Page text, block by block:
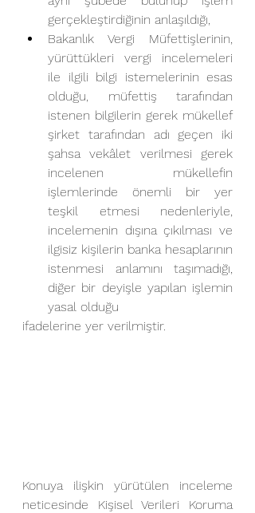
gerçekleştirdiğinin anlaşıldığı,
Bakanlık Vergi Müfettişlerinin,
yürüttükleri vergi incelemeleri
ile ilgili bilgi istemelerinin esas
olduğu, müfettiş tarafından
istenen bilgilerin gerek mükellef
şirket tarafından adı geçen iki
şahsa vekâlet verilmesi gerek
incelenen mükellefin
işlemlerinde önemli bir yer
teşkil etmesi nedenleriyle,
incelemenin dışına çıkılması ve
ilgisiz kişilerin banka hesaplarının
istenmesi anlamını taşımadığı,
diğer bir deyişle yapılan işlemin
yasal olduğu
ifadelerine yer verilmiştir.
Konuya ilişkin yürütülen inceleme
neticesinde Kişisel Verileri Koruma